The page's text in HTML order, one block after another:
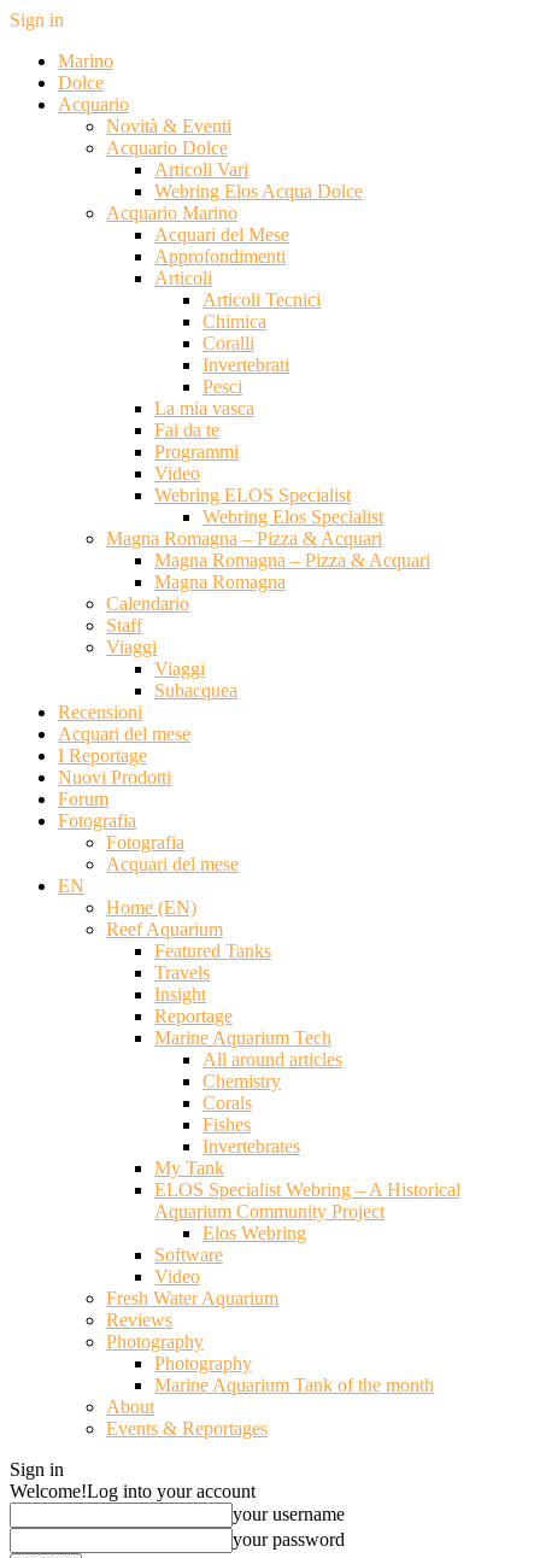
Sign in
Marino
Dolce
Acquario
Novità & Eventi
Acquario Dolce
Articoli Vari
Webring Elos Acqua Dolce
Acquario Marino
Acquari del Mese
Approfondimenti
Articoli
Articoli Tecnici
Chimica
Coralli
Invertebrati
Pesci
La mia vasca
Fai da te
Programmi
Video
Webring ELOS Specialist
Webring Elos Specialist
Magna Romagna – Pizza & Acquari
Magna Romagna – Pizza & Acquari
Magna Romagna
Calendario
Staff
Viaggi
Viaggi
Subacquea
Recensioni
Acquari del mese
I Reportage
Nuovi Prodotti
Forum
Fotografia
Fotografia
Acquari del mese
EN
Home (EN)
Reef Aquarium
Featured Tanks
Travels
Insight
Reportage
Marine Aquarium Tech
All around articles
Chemistry
Corals
Fishes
Invertebrates
My Tank
ELOS Specialist Webring – A Historical
Aquarium Community Project
Elos Webring
Software
Video
Fresh Water Aquarium
Reviews
Photography
Photography
Marine Aquarium Tank of the month
About
Events & Reportages
Sign in
Welcome!Log into your account
your username
your password